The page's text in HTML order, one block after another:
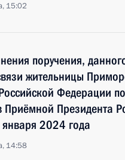
15:02
поручения,
жительницы
Федерации
Президента
2024 года
14:58